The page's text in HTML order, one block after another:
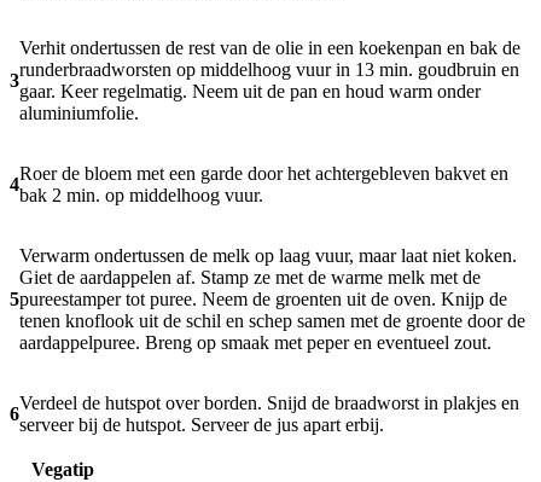
3
Verhit ondertussen de rest van de olie in een koekenpan en bak de
runderbraadworsten op middelhoog vuur in 13 min. goudbruin en
gaar. Keer regelmatig. Neem uit de pan en houd warm onder
aluminiumfolie.
4
Roer de bloem met een garde door het achtergebleven bakvet en
bak 2 min. op middelhoog vuur.
5
Verwarm ondertussen de melk op laag vuur, maar laat niet koken.
Giet de aardappelen af. Stamp ze met de warme melk met de
pureestamper tot puree. Neem de groenten uit de oven. Knijp de
tenen knoflook uit de schil en schep samen met de groente door de
aardappelpuree. Breng op smaak met peper en eventueel zout.
6
Verdeel de hutspot over borden. Snijd de braadworst in plakjes en
serveer bij de hutspot. Serveer de jus apart erbij.
Vegatip